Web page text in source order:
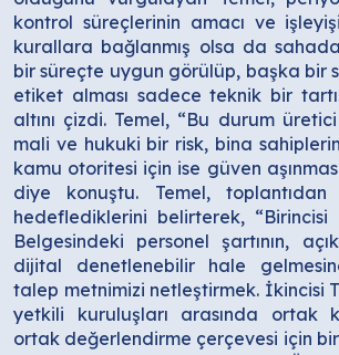
kontrol süreçlerinin amacı ve
kurallara bağlanmış olsa da
bir süreçte uygun görülüp, başka bir
etiket alması sadece teknik bir
altını çizdi. Temel, “Bu durum
mali ve hukuki bir risk, bina
kamu otoritesi için ise güven
diye konuştu. Temel, toplantıdan
hedeflediklerini belirterek, “Birincisi
Belgesindeki personel şartının,
dijital denetlenebilir hale
talep metnimizi netleştirmek. İkincisi
yetkili kuruluşları arasında ortak
ortak değerlendirme çerçevesi için